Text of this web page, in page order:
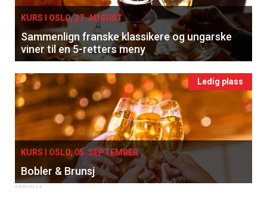
KURS I OSLO, 27. AUGUST
Sammenlign franske klassikere og ungarske
viner til en 5-retters meny
Ledig plass
KURS I OSLO, 05. SEPTEMBER
Bobler & Brunsj